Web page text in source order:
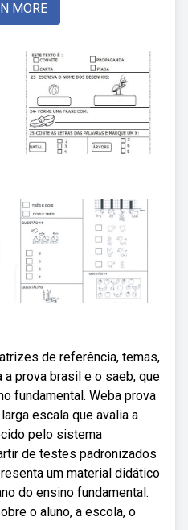
MORE
de referência, temas,
prova brasil e o saeb, que
fundamental. Weba prova
escala que avalia a
pelo sistema
de testes padronizados
um material didático
do ensino fundamental.
o aluno, a escola, o